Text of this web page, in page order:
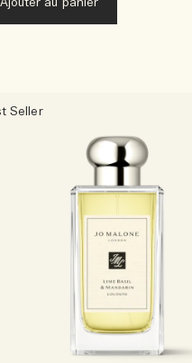
Ajouter au panier
Seller